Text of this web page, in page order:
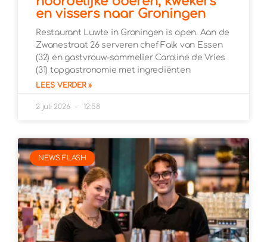
en vissers naar Groningen
Restaurant Luwte in Groningen is open. Aan de
Zwanestraat 26 serveren chef Falk van Essen
(32) en gastvrouw-sommelier Caroline de Vries
(31) topgastronomie met ingrediënten
LEES VERDER »
2 juli 2026 12:58
NEWS FLASH